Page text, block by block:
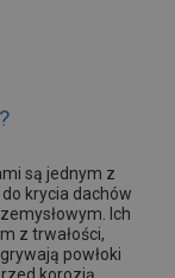
są jednym z
krycia dachów
Ich
z trwałości,
powłoki